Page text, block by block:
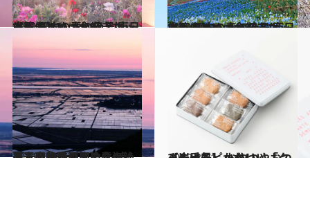
2021.4.25
【画像】いつか行きたい！ 日本の春の絶景 東日本篇まとめ《全68スポット》
旅＆お出かけ 2021.4.25
【画像】いつか行きたい！ 日本の春の絶景 西日本篇まとめ《全72スポット》
旅＆お出かけ
2021.4.30
【春の絶景画像】北海道・東北エリアの春の絶景＆風物詩の画像(34点)をチェック！
旅＆お出かけ 2022.3.11
【岩手県】かわいい「クッキー缶」 おやつやおつまみにもピッタリ
グルメ